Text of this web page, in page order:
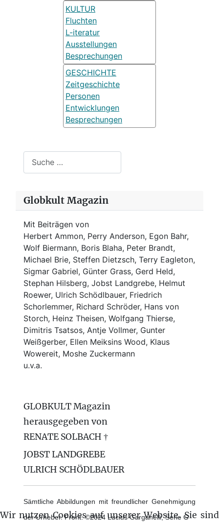
KULTUR
Fluchten
L-iteratur
Ausstellungen
Besprechungen
GESCHICHTE
Zeitgeschichte
Personen
Entwicklungen
Besprechungen
Globkult Magazin
Mit Beiträgen von
Herbert Ammon, Perry Anderson, Egon Bahr,
Wolf Biermann, Boris Blaha, Peter Brandt,
Michael Brie, Steffen Dietzsch, Terry Eagleton,
Sigmar Gabriel, Günter Grass, Gerd Held,
Stephan Hilsberg, Jobst Landgrebe, Helmut
Roewer, Ulrich Schödlbauer, Friedrich
Schorlemmer, Richard Schröder, Hans von
Storch, Heinz Theisen, Wolfgang Thierse,
Dimitris Tsatsos, Antje Vollmer, Gunter
Weißgerber, Ellen Meiksins Wood, Klaus
Wowereit, Moshe Zuckermann
u.v.a.
GLOBKULT Magazin
herausgegeben von
RENATE SOLBACH †
JOBST LANDGREBE
ULRICH SCHÖDLBAUER
Sämtliche Abbildungen mit freundlicher Genehmigung
der Urheber. Front: ©2024 Lucius Garganelli, Serie G
Wir nutzen Cookies auf unserer Website. Sie sind